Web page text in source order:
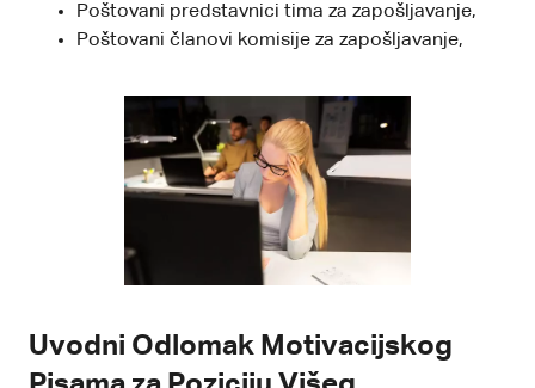
Poštovani predstavnici tima za zapošljavanje,
Poštovani članovi komisije za zapošljavanje,
Uvodni Odlomak Motivacijskog